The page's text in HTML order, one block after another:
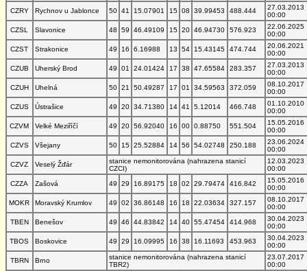
CZRY
Rychnov u Jablonce 50 41 15.07901 15 08 39.99453 488.444
27.03.2013
00:00
CZSL
Slavonice 48 59 46.49109 15 20 46.94730 576.923
22.06.2025
00:00
CZST
Strakonice 49 16 6.16988 13 54 15.43145 474.744
20.06.2021
00:00
CZUB
Uherský Brod 49 01 24.01424 17 38 47.65584 283.357
27.03.2013
00:00
CZUH
Uhelná 50 21 50.49287 17 01 34.59563 372.059
08.10.2017
00:00
CZUS
Ústrašice 49 20 34.71380 14 41 5.12014 466.748
01.10.2010
00:00
CZVM
Velké Meziříčí 49 20 56.92040 16 00 0.88750 551.504
15.05.2016
00:00
CZVS
Všejany 50 15 25.52884 14 56 54.02748 250.188
23.06.2024
00:00
CZVZ
Veselý Žďár
stanice nemonitorována (nahrazena stanicí
CZCI)
12.03.2023
00:00
CZZA
Zašová 49 29 16.89175 18 02 29.79474 416.842
15.05.2016
00:00
MOKR
Moravský Krumlov 49 02 36.86148 16 18 22.03634 327.157
08.10.2017
00:00
TBEN
Benešov 49 46 44.83842 14 40 55.47454 414.968
30.04.2023
00:00
TBOS
Boskovice 49 29 16.09995 16 38 16.11693 453.963
30.04.2023
00:00
TBRN
Brno
stanice nemonitorována (nahrazena stanicí
TBR2)
23.07.2017
00:00